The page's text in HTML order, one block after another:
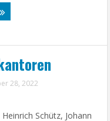
28, 2022
Schütz, Johann